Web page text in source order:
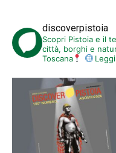
discoverpistoia
Scopri Pistoia e il
città, borghi e
Toscana